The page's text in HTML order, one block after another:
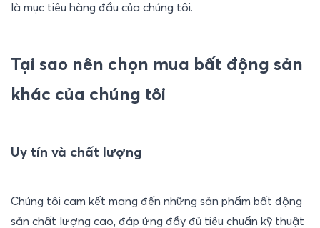
là mục tiêu hàng đầu của chúng tôi.
Tại sao nên chọn mua bất động sản
khác của chúng tôi
Uy tín và chất lượng
Chúng tôi cam kết mang đến những sản phẩm bất động
sản chất lượng cao, đáp ứng đầy đủ tiêu chuẩn kỹ thuật